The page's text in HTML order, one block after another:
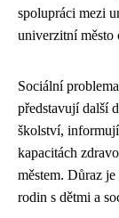
spolupráci mezi
univerzitní město
Sociální
představují další
školství,
kapacitách
městem. Důraz
rodin s dětmi a